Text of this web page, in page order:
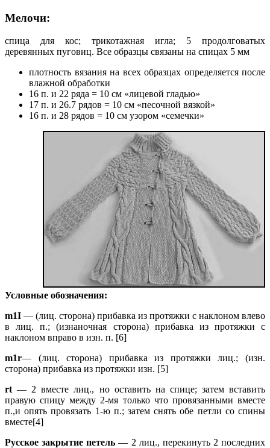
Мелочи:
спица для кос; трикотажная игла; 5 продолговатых
деревянных пуговиц. Все образцы связаны на спицах 5 мм
плотность вязания на всех образцах определяется после
влажной обработки
16 п. и 22 ряда = 10 см «лицевой гладью»
17 п. и 26.7 рядов = 10 см «песочной вязкой»
16 п. и 28 рядов = 10 см узором «семечки»
Условные обозначения:
m1I — (лиц. сторона) прибавка из протяжки с наклоном влево
в лиц. п.; (изнаночная сторона) прибавка из протяжки с
наклоном вправо в изн. п. [6]
m1r— (лиц. сторона) прибавка из протяжки лиц.; (изн.
сторона) прибавка из протяжки изн. [5]
rt — 2 вместе лиц., но оставить на спице; затем вставить
правую спицу между 2-мя только что провязанными вместе
п.,и опять провязать 1-ю п.; затем снять обе петли со спины
вместе[4]
Русское закрытие петель — 2 лиц., перекинуть 2 последних